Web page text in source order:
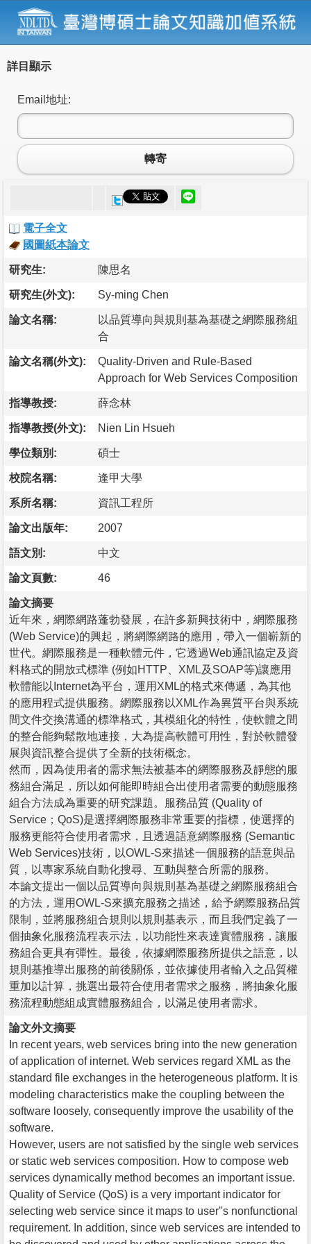
詳目顯示
Email地址:
轉寄
電子全文
國圖紙本論文
研究生: 陳思名
研究生(外文): Sy-ming Chen
論文名稱:
以品質導向與規則基為基礎之網際服務組
合
論文名稱(外文):
Quality-Driven and Rule-Based
Approach for Web Services Composition
指導教授: 薛念林
指導教授(外文): Nien Lin Hsueh
學位類別: 碩士
校院名稱: 逢甲大學
系所名稱: 資訊工程所
論文出版年: 2007
語文別: 中文
論文頁數: 46
論文摘要
近年來，網際網路蓬勃發展，在許多新興技術中，網際服務
(Web Service)的興起，將網際網路的應用，帶入一個嶄新的
世代。網際服務是一種軟體元件，它透過Web通訊協定及資
料格式的開放式標準 (例如HTTP、XML及SOAP等)讓應用
軟體能以Internet為平台，運用XML的格式來傳遞，為其他
的應用程式提供服務。網際服務以XML作為異質平台與系統
間文件交換溝通的標準格式，其模組化的特性，使軟體之間
的整合能夠鬆散地連接，大為提高軟體可用性，對於軟體發
展與資訊整合提供了全新的技術概念。
然而，因為使用者的需求無法被基本的網際服務及靜態的服
務組合滿足，所以如何能即時組合出使用者需要的動態服務
組合方法成為重要的研究課題。服務品質 (Quality of
Service；QoS)是選擇網際服務非常重要的指標，使選擇的
服務更能符合使用者需求，且透過語意網際服務 (Semantic
Web Services)技術，以OWL-S來描述一個服務的語意與品
質，以專家系統自動化搜尋、互動與整合所需的服務。
本論文提出一個以品質導向與規則基為基礎之網際服務組合
的方法，運用OWL-S來擴充服務之描述，給予網際服務品質
限制，並將服務組合規則以規則基表示，而且我們定義了一
個抽象化服務流程表示法，以功能性來表達實體服務，讓服
務組合更具有彈性。最後，依據網際服務所提供之語意，以
規則基推導出服務的前後關係，並依據使用者輸入之品質權
重加以計算，挑選出最符合使用者需求之服務，將抽象化服
務流程動態組成實體服務組合，以滿足使用者需求。
論文外文摘要
In recent years, web services bring into the new generation
of application of internet. Web services regard XML as the
standard file exchanges in the heterogeneous platform. It is
modeling characteristics make the coupling between the
software loosely, consequently improve the usability of the
software.
However, users are not satisfied by the single web services
or static web services composition. How to compose web
services dynamically method becomes an important issue.
Quality of Service (QoS) is a very important indicator for
selecting web service since it maps to user''s nonfunctional
requirement. In addition, since web services are intended to